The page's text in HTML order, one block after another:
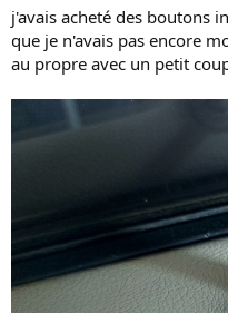
j'avais acheté des boutons
que je n'avais pas encore
au propre avec un petit